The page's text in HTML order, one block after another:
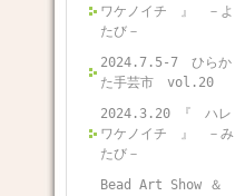
ワケノイチ 』 －よ
たび－
2024.7.5-7 ひらか
た手芸市 vol.20
2024.3.20 『 ハレ
ワケノイチ 』 －み
たび－
Bead Art Show ＆